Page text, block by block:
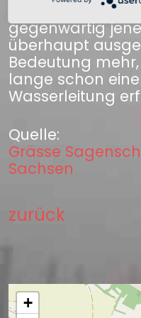
Kröpfen litten,
gegenwärtig
überhaupt
Bedeutung
lange schon
Wasserleitung
Quelle:
Grässe
Sachsen
zurück
+